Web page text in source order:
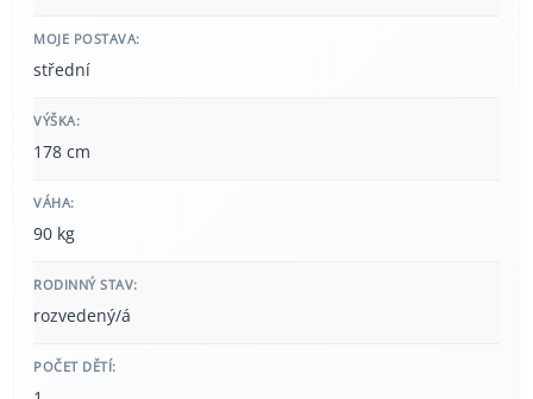
MOJE POSTAVA:
střední
VÝŠKA:
178 cm
VÁHA:
90 kg
RODINNÝ STAV:
rozvedený/á
POČET DĚTÍ: